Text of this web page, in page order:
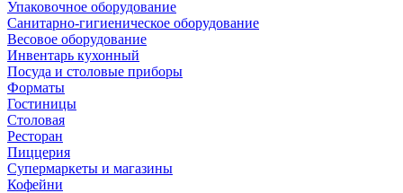
Упаковочное оборудование
Санитарно-гигиеническое оборудование
Весовое оборудование
Инвентарь кухонный
Посуда и столовые приборы
Форматы
Гостиницы
Столовая
Ресторан
Пиццерия
Супермаркеты и магазины
Кофейни